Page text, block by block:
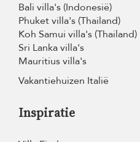
Bali villa's (Indonesië)
Phuket villa's (Thailand)
Koh Samui villa's (Thailand)
Sri Lanka villa's
Mauritius villa's
Vakantiehuizen Italië
Inspiratie